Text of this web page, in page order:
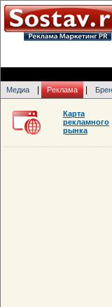
Медиа Реклама
Карта
рекламного
рынка